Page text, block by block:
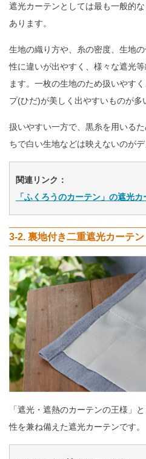
遮光カーテンとしては最も一般的
あります。
生地の織り方や、糸の密度、生地
性に違いが出やすく、様々な遮光
ます。一枚の生地のため扱いやす
プ(ひだ)が美しく出やすいものが多
扱いやすい一方で、黒糸を用いる
ちで白い生地などは映えないのがデ
関連リンク：
「ふくろうのカーテン」の遮光
3-2. 裏地付き二重遮光カーテン
「遮光・遮熱のカーテンの王様」
性を兼ね備えた遮光カーテンです。